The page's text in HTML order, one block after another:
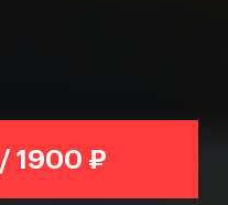
В корзину / 1900 ₽